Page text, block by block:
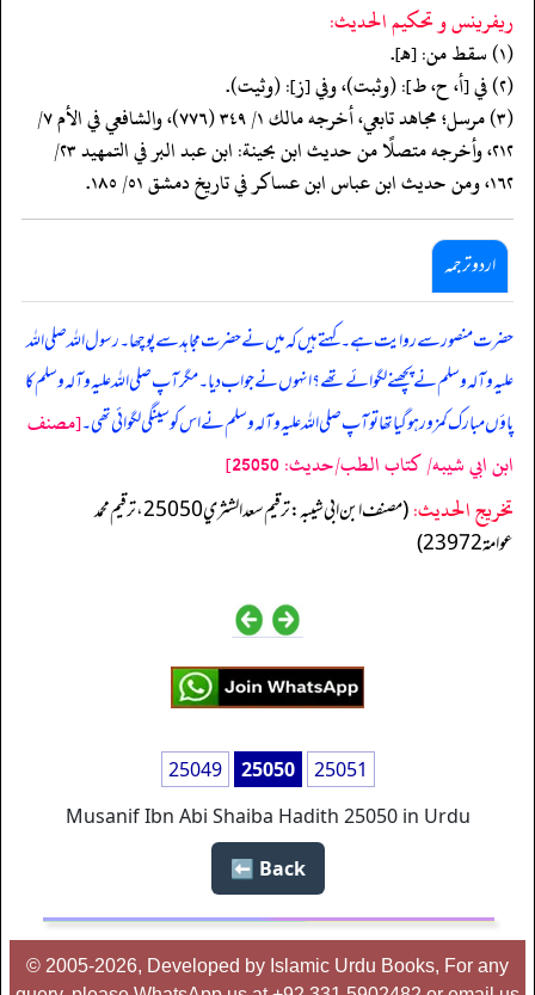
ريفرينس و تحكيم الحدیث:
(١) سقط من: [هـ].
(٢) في [أ، ح، ط]: (وثبت)، وفي [ز]: (وثيت).
(٣) مرسل؛ مجاهد تابعي، أخرجه مالك ١/ ٣٤٩ (٧٧٦)، والشافعي في الأم ٧/
٢١٢، وأخرجه متصلًا من حديث ابن بحينة: ابن عبد البر في التمهيد ٢٣/
١٦٢، ومن حديث ابن عباس ابن عساكر في تاريخ دمشق ٥١/ ١٨٥.
اردو ترجمہ
حضرت منصور سے روایت ہے۔ کہتے ہیں کہ میں نے حضرت مجاہد سے پوچھا۔ رسول اللہ صلی اللہ
علیہ وآلہ وسلم نے پچھنے لگوائے تھے؟ انہوں نے جواب دیا۔ مگر آپ صلی اللہ علیہ وآلہ وسلم کا
پاؤں مبارک کمزور ہوگیا تھا تو آپ صلی اللہ علیہ وآلہ وسلم نے اس کو سینگی لگوائی تھی۔[مصنف
ابن ابي شيبه/ كتاب الطب/حدیث: 25050]
تخریج الحدیث:
(مصنف ابن ابي شيبه: ترقيم سعد الشثري 25050، ترقيم محمد
عوامة 23972)
25049 25050
25051
Musanif Ibn Abi Shaiba Hadith 25050 in Urdu
Back ⬅️
© 2005-2026, Developed by Islamic Urdu Books, For any